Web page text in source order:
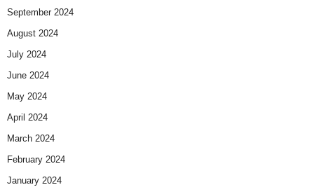
September 2024
August 2024
July 2024
June 2024
May 2024
April 2024
March 2024
February 2024
January 2024